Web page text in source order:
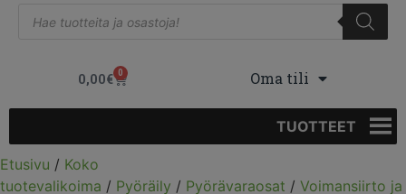
0,00€ 0 Oma tili
TUOTTEET
Etusivu / Koko
tuotevalikoima / Pyöräily / Pyörävaraosat / Voimansiirto ja